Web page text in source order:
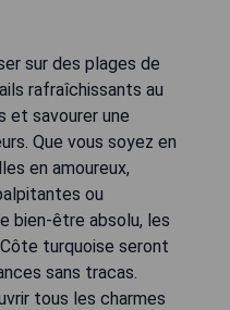
sur des plages de
rafraîchissants au
et savourer une
Que vous soyez en
en amoureux,
ou
bien-être absolu, les
turquoise seront
sans tracas.
tous les charmes